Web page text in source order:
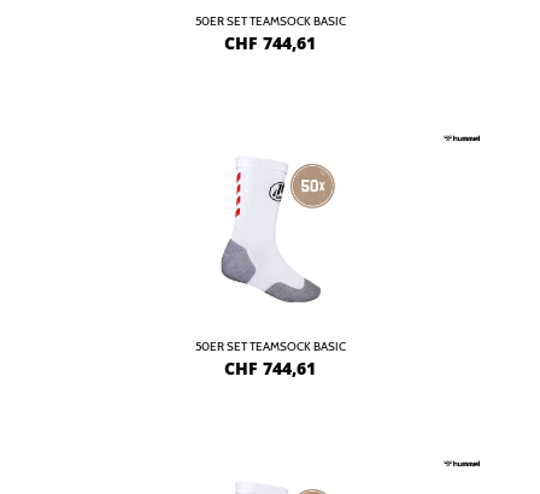
50ER SET TEAMSOCK BASIC
CHF 744,61
50ER SET TEAMSOCK BASIC
CHF 744,61